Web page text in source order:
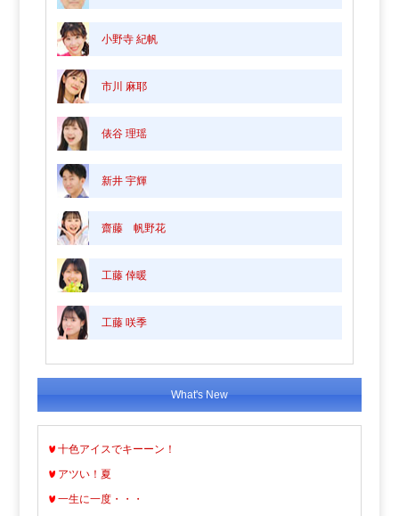
小野寺 紀帆
市川 麻耶
俵谷 理瑶
新井 宇輝
齋藤 帆野花
工藤 倖暖
工藤 咲季
What's New
十色アイスでキーーン！
アツい！夏
一生に一度・・・